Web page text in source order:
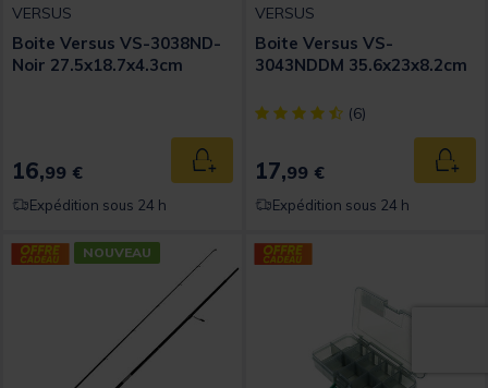
VERSUS
Boite Versus VS-3038ND-
Noir 27.5x18.7x4.3cm
16,99 € Ajouter au panier
Expédition sous 24 h
VERSUS
Boite Versus VS-
3043NDDM 35.6x23x8.2cm
[object Object] out of 5
(6)
17,99 €
Expédition sous 24 h
NOUVEAU